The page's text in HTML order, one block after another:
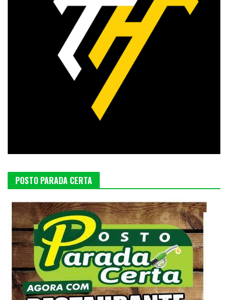
POSTO PARADA CERTA